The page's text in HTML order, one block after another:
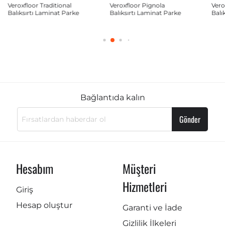
Veroxfloor Pignola
Balıksırtı Laminat Parke
Veroxfloor Famous
Balıksırtı Laminat Parke
Bağlantıda kalın
Gönder
Hesabım
Giriş
Hesap oluştur
Müşteri
Hizmetleri
Garanti ve İade
Gizlilik İlkeleri